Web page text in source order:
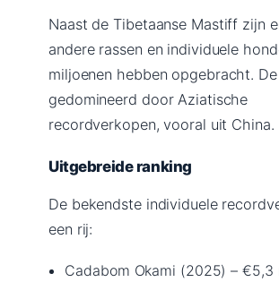
Naast de Tibetaanse Mastiff zijn
andere rassen en individuele
miljoenen hebben opgebracht.
gedomineerd door Aziatische
recordverkopen, vooral uit China.
Uitgebreide ranking
De bekendste individuele
een rij:
Cadabom Okami (2025) – €5,3